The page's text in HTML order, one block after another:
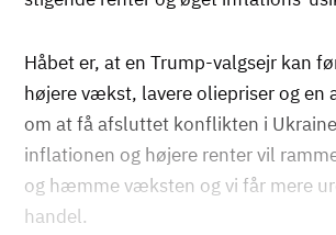
Håbet er, at en Trump-valgsejr kan
højere vækst, lavere oliepriser og en
om at få afsluttet konflikten i
inflationen og højere renter vil
og hæmme væksten og vi får mere
handel.